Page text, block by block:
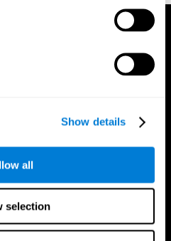
Show details
all
selection